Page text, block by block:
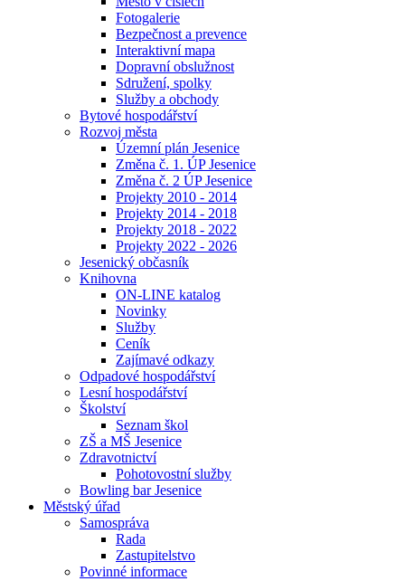
Fotogalerie
Bezpečnost a prevence
Interaktivní mapa
Dopravní obslužnost
Sdružení, spolky
Služby a obchody
Bytové hospodářství
Rozvoj města
Územní plán Jesenice
Změna č. 1. ÚP Jesenice
Změna č. 2 ÚP Jesenice
Projekty 2010 - 2014
Projekty 2014 - 2018
Projekty 2018 - 2022
Projekty 2022 - 2026
Jesenický občasník
Knihovna
ON-LINE katalog
Novinky
Služby
Ceník
Zajímavé odkazy
Odpadové hospodářství
Lesní hospodářství
Školství
Seznam škol
ZŠ a MŠ Jesenice
Zdravotnictví
Pohotovostní služby
Bowling bar Jesenice
Městský úřad
Samospráva
Rada
Zastupitelstvo
Povinné informace